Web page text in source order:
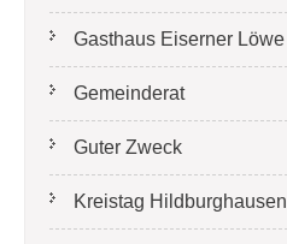
Gasthaus Eiserner Löwe
Gemeinderat
Guter Zweck
Kreistag Hildburghausen